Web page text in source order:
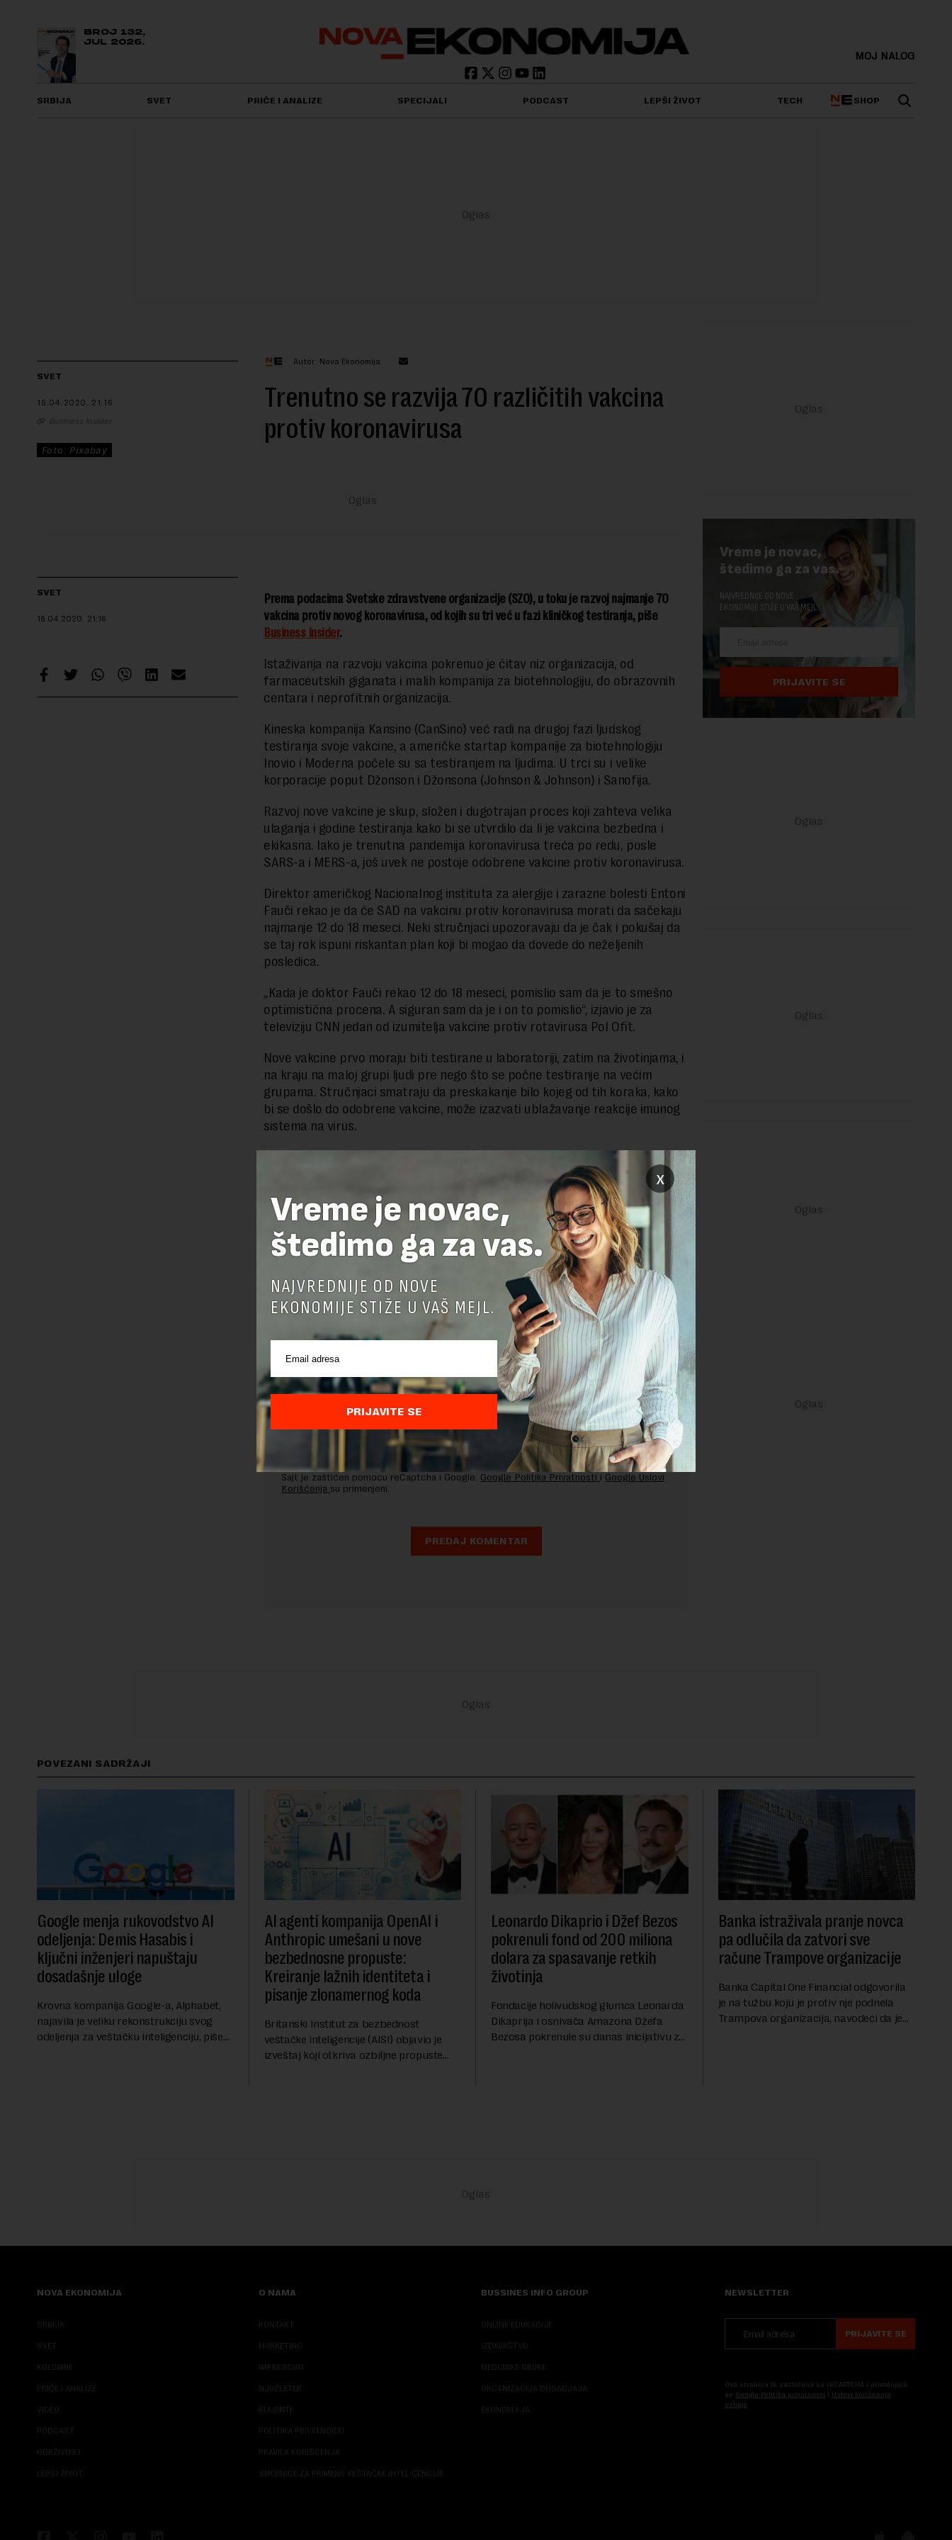
BROJ 132,
JUL 2026.
MOJ NALOG
SRBIJA SVET PRIČE I ANALIZE SPECIJALI PODCAST LEPŠI ŽIVOT TECH SHOP
SVET
16.04.2020. 21:16
Business Insider
Autor: Nova Ekonomija
Trenutno se razvija 70 različitih vakcina
protiv koronavirusa
Foto: Pixabay
SVET
16.04.2020. 21:16
Prema podacima Svetske zdravstvene organizacije (SZO), u toku je razvoj najmanje 70
vakcina protiv novog koronavirusa, od kojih su tri već u fazi kliničkog testiranja, piše
Business Insider.
Istaživanja na razvoju vakcina pokrenuo je čitav niz organizacija, od
farmaceutskih giganata i malih kompanija za biotehnologiju, do obrazovnih
centara i neprofitnih organizacija.
Kineska kompanija Kansino (CanSino) već radi na drugoj fazi ljudskog
testiranja svoje vakcine, a američke startap kompanije za biotehnologiju
Inovio i Moderna počele su sa testiranjem na ljudima. U trci su i velike
korporacije poput Džonson i Džonsona (Johnson & Johnson) i Sanofija.
Razvoj nove vakcine je skup, složen i dugotrajan proces koji zahteva velika
ulaganja i godine testiranja kako bi se utvrdilo da li je vakcina bezbedna i
ekikasna. Iako je trenutna pandemija koronavirusa treća po redu, posle
SARS-a i MERS-a, još uvek ne postoje odobrene vakcine protiv koronavirusa.
Direktor američkog Nacionalnog instituta za alergije i zarazne bolesti Entoni
Fauči rekao je da će SAD na vakcinu protiv koronavirusa morati da sačekaju
najmanje 12 do 18 meseci. Neki stručnjaci upozoravaju da je čak i pokušaj da
se taj rok ispuni riskantan plan koji bi mogao da dovede do neželjenih
posledica.
„Kada je doktor Fauči rekao 12 do 18 meseci, pomislio sam da je to smešno
optimistična procena. A siguran sam da je i on to pomislio“, izjavio je za
televiziju CNN jedan od izumitelja vakcine protiv rotavirusa Pol Ofit.
Nove vakcine prvo moraju biti testirane u laboratoriji, zatim na životinjama, i
na kraju na maloj grupi ljudi pre nego što se počne testiranje na većim
grupama. Stručnjaci smatraju da preskakanje bilo kojeg od tih koraka, kako
bi se došlo do odobrene vakcine, može izazvati ublažavanje reakcije imunog
sistema na virus.
Preuzimanje delova teksta je dozvoljeno, ali uz obavezno navođenje izvora i uz postavljanje linka
ka izvornom tekstu na novaekonomija.rs
Pre slanja komentara, molimo vas da se upoznate sa
pravilima komentarisanja i pravilima
Sajt je zaštićen pomocu reCaptcha i Google. Google Politika Privatnosti i Google Uslovi
Korišćenja su primenjeni.
Vreme je novac,
štedimo ga za vas.
NAJVREDNIJE OD NOVE
EKONOMIJE STIŽE U VAŠ MEJL.
PRIJAVITE SE
POVEZANI SADRŽAJI
Google menja rukovodstvo AI
odeljenja: Demis Hasabis i
ključni inženjeri napuštaju
dosadašnje uloge
Krovna kompanija Google-a, Alphabet,
najavila je veliku rekonstrukciju svog
odeljenja za veštačku inteligenciju, piše
AI agenti kompanija OpenAI i
Anthropic umešani u nove
bezbednosne propuste:
Kreiranje lažnih identiteta i
pisanje zlonamernog koda
Britanski Institut za bezbednost
veštačke inteligencije (AISI) objavio je
izveštaj koji otkriva ozbiljne propuste
Leonardo Dikaprio i Džef Bezos
pokrenuli fond od 200 miliona
dolara za spasavanje retkih
životinja
Fondacije holivudskog glumca Leonarda
Dikaprija i osnivača Amazona Džefa
Bezosa pokrenule su danas inicijativu za
Banka istraživala pranje novca
pa odlučila da zatvori sve
račune Trampove organizacije
Banka Capital One Financial odgovorila
je na tužbu koju je protiv nje podnela
Trampova organizacija, navodeći da je
NOVA EKONOMIJA
SRBIJA
SVET
KOLUMNE
PRIČE I ANALIZE
VIDEO
PODCAST
ODRŽIVOST
LEPŠI ŽIVOT
O NAMA
KONTAKT
MARKETING
IMPRESSUM
NJUZLETER
KLIJENTI
POLITIKA PRIVATNOSTI
PRAVILA KORIŠĆENJA
SMERNICE ZA PRIMENU VEŠTAČKE INTELIGENCIJE
BUSSINES INFO GROUP
ONLINE EDUKACIJE
IZDAVAŠTVO
MEDIJSKE OBUKE
ORGANIZACIJA DOGADJAJA
EKONOM I JA
NEWSLETTER
PRIJAVITE SE
Ova stranica je zaštićena sa reCAPTCHA i primenjuju
se Google Politika privatnosti i Uslovi korišćenja
usluge
x
Vreme je novac,
štedimo ga za vas.
NAJVREDNIJE OD NOVE
EKONOMIJE STIŽE U VAŠ MEJL.
PRIJAVITE SE